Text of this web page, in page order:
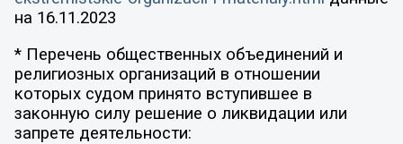
на 16.11.2023
* Перечень общественных объединений и
религиозных организаций в отношении
которых судом принято вступившее в
законную силу решение о ликвидации или
запрете деятельности: